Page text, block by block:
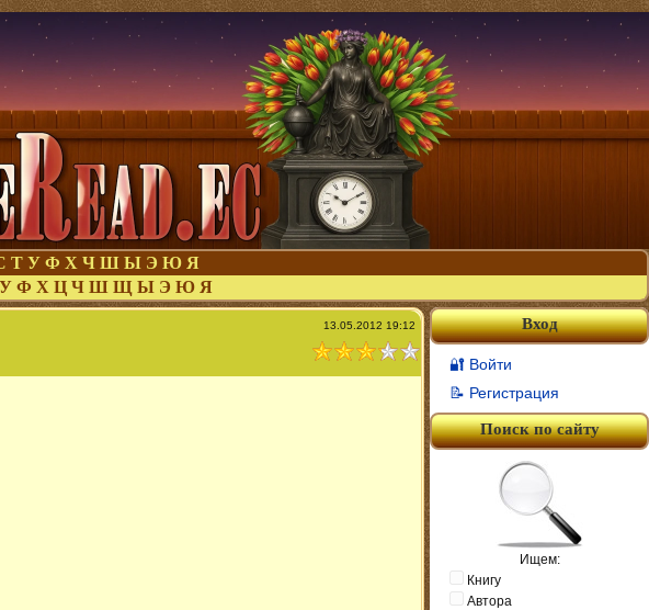
Т У Ф Х Ч Ш Ы Э Ю Я
У Ф Х Ц Ч Ш Щ Ы Э Ю Я
13.05.2012 19:12 Вход
🔐 Войти
📝 Регистрация
Поиск по сайту
Ищем:
Книгу
Автора